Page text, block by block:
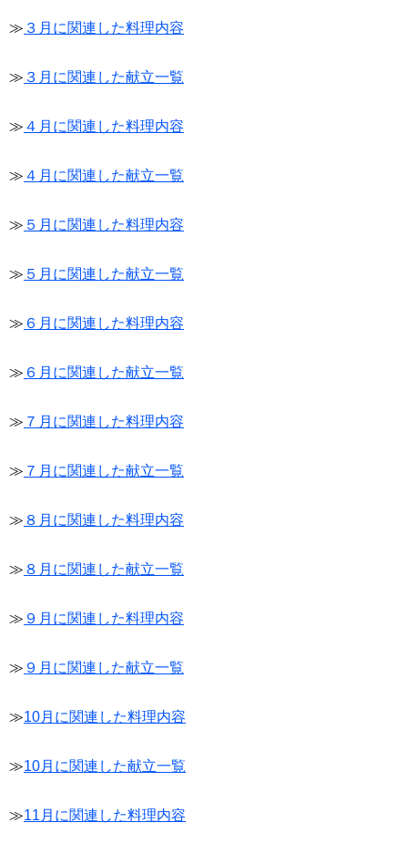
≫ ３月に関連した料理内容
≫ ３月に関連した献立一覧
≫ ４月に関連した料理内容
≫ ４月に関連した献立一覧
≫ ５月に関連した料理内容
≫ ５月に関連した献立一覧
≫ ６月に関連した料理内容
≫ ６月に関連した献立一覧
≫ ７月に関連した料理内容
≫ ７月に関連した献立一覧
≫ ８月に関連した料理内容
≫ ８月に関連した献立一覧
≫ ９月に関連した料理内容
≫ ９月に関連した献立一覧
≫10月に関連した料理内容
≫10月に関連した献立一覧
≫11月に関連した料理内容